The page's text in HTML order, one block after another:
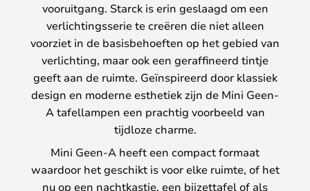
vooruitgang. Starck is erin geslaagd om een
verlichtingsserie te creëren die niet alleen
voorziet in de basisbehoeften op het gebied van
verlichting, maar ook een geraffineerd tintje
geeft aan de ruimte. Geïnspireerd door klassiek
design en moderne esthetiek zijn de Mini Geen-
A tafellampen een prachtig voorbeeld van
tijdloze charme.
Mini Geen-A heeft een compact formaat
waardoor het geschikt is voor elke ruimte, of het
nu op een nachtkastje, een bijzettafel of als